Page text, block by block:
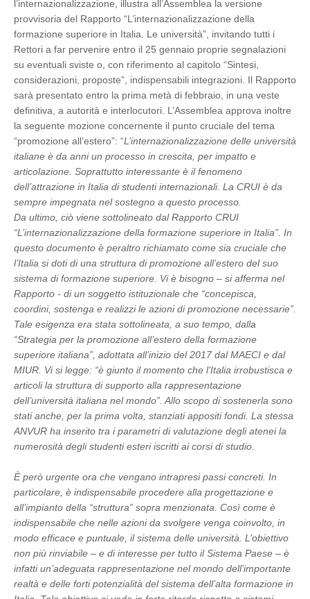
l’internazionalizzazione, illustra all’Assemblea la versione
provvisoria del Rapporto “L’internazionalizzazione della
formazione superiore in Italia. Le università”, invitando tutti i
Rettori a far pervenire entro il 25 gennaio proprie segnalazioni
su eventuali sviste o, con riferimento al capitolo “Sintesi,
considerazioni, proposte”, indispensabili integrazioni. Il Rapporto
sarà presentato entro la prima metà di febbraio, in una veste
definitiva, a autorità e interlocutori. L’Assemblea approva inoltre
la seguente mozione concernente il punto cruciale del tema
“promozione all’estero”: “L’internazionalizzazione delle università
italiane è da anni un processo in crescita, per impatto e
articolazione. Soprattutto interessante è il fenomeno
dell’attrazione in Italia di studenti internazionali. La CRUI è da
sempre impegnata nel sostegno a questo processo.
Da ultimo, ciò viene sottolineato dal Rapporto CRUI
“L’internazionalizzazione della formazione superiore in Italia”. In
questo documento è peraltro richiamato come sia cruciale che
l’Italia si doti di una struttura di promozione all’estero del suo
sistema di formazione superiore. Vi è bisogno – si afferma nel
Rapporto - di un soggetto istituzionale che “concepisca,
coordini, sostenga e realizzi le azioni di promozione necessarie”.
Tale esigenza era stata sottolineata, a suo tempo, dalla
“Strategia per la promozione all’estero della formazione
superiore italiana”, adottata all’inizio del 2017 dal MAECI e dal
MIUR. Vi si legge: “è giunto il momento che l’Italia irrobustisca e
articoli la struttura di supporto alla rappresentazione
dell’università italiana nel mondo”. Allo scopo di sostenerla sono
stati anche, per la prima volta, stanziati appositi fondi. La stessa
ANVUR ha inserito tra i parametri di valutazione degli atenei la
numerosità degli studenti esteri iscritti ai corsi di studio.
È però urgente ora che vengano intrapresi passi concreti. In
particolare, è indispensabile procedere alla progettazione e
all’impianto della “struttura” sopra menzionata. Così come è
indispensabile che nelle azioni da svolgere venga coinvolto, in
modo efficace e puntuale, il sistema delle università. L’obiettivo
non più rinviabile – e di interesse per tutto il Sistema Paese – è
infatti un’adeguata rappresentazione nel mondo dell’importante
realtà e delle forti potenzialità del sistema dell’alta formazione in